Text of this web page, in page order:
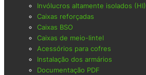
Invólucros altamente isolados (HI)
Caixas reforçadas
Caixas BSO
Caixas de meio-lintel
Acessórios para cofres
Instalação dos armários
Documentação PDF